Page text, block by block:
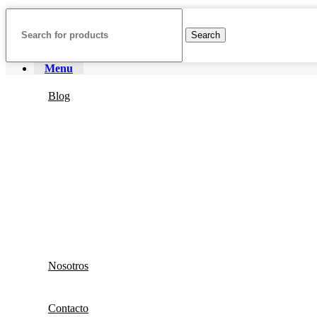
Search
Menu
Blog
Nosotros
Contacto